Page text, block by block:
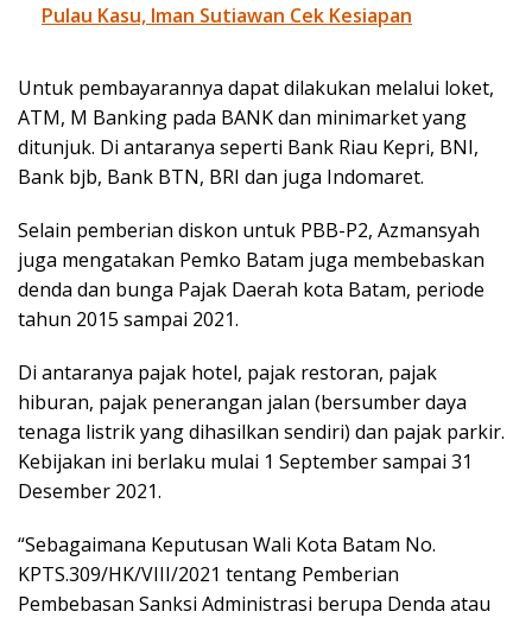
Pulau Kasu, Iman Sutiawan Cek Kesiapan
Untuk pembayarannya dapat dilakukan melalui loket,
ATM, M Banking pada BANK dan minimarket yang
ditunjuk. Di antaranya seperti Bank Riau Kepri, BNI,
Bank bjb, Bank BTN, BRI dan juga Indomaret.
Selain pemberian diskon untuk PBB-P2, Azmansyah
juga mengatakan Pemko Batam juga membebaskan
denda dan bunga Pajak Daerah kota Batam, periode
tahun 2015 sampai 2021.
Di antaranya pajak hotel, pajak restoran, pajak
hiburan, pajak penerangan jalan (bersumber daya
tenaga listrik yang dihasilkan sendiri) dan pajak parkir.
Kebijakan ini berlaku mulai 1 September sampai 31
Desember 2021.
“Sebagaimana Keputusan Wali Kota Batam No.
KPTS.309/HK/VIII/2021 tentang Pemberian
Pembebasan Sanksi Administrasi berupa Denda atau